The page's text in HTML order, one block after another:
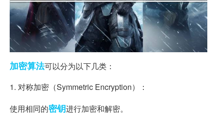
加密算法可以分为以下几类：
1. 对称加密（Symmetric Encryption）：
使用相同的密钥进行加密和解密。